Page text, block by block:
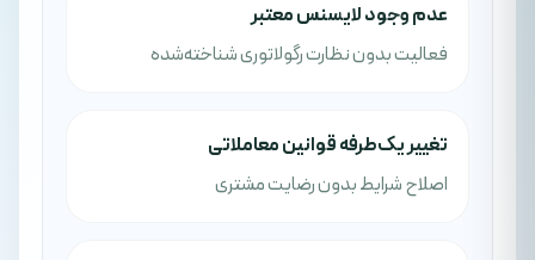
عدم وجود لایسنس معتبر
فعالیت بدون نظارت رگولاتوری شناخته‌شده
تغییر یک‌طرفه قوانین معاملاتی
اصلاح شرایط بدون رضایت مشتری